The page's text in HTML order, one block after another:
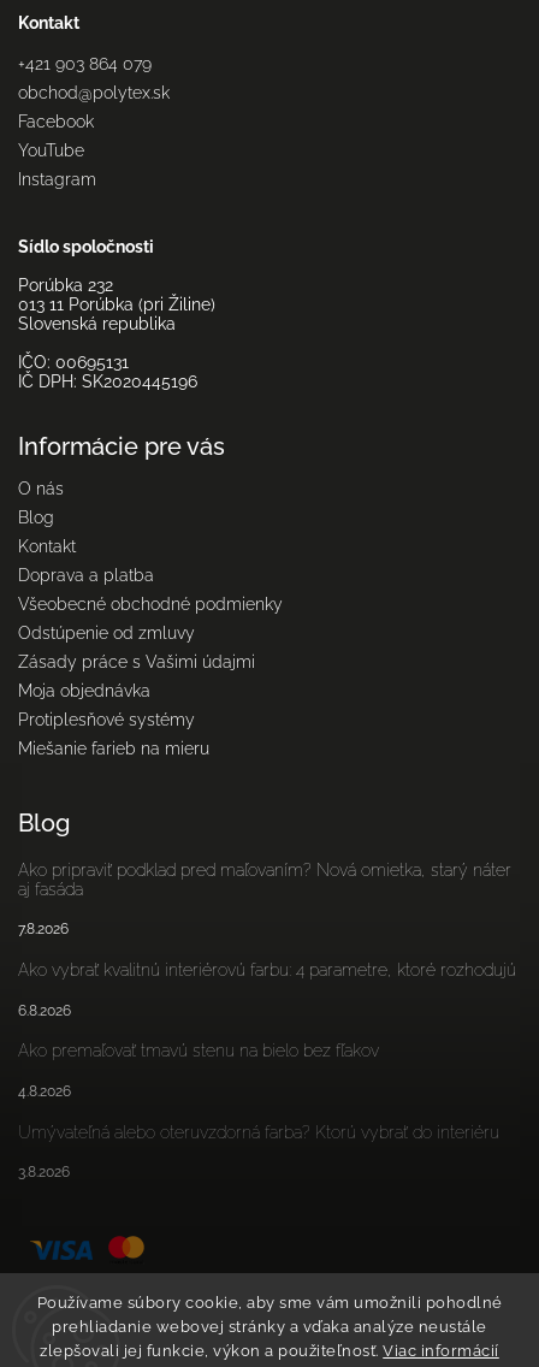
Používame súbory cookie, aby sme vám umožnili pohodlné
prehliadanie webovej stránky a vďaka analýze neustále
zlepšovali jej funkcie, výkon a použiteľnosť.Viac informácií
Kontakt
+421 903 864 079
obchod@polytex.sk
Facebook
YouTube
Instagram
Sídlo spoločnosti
Porúbka 232
013 11 Porúbka (pri Žiline)
Slovenská republika
IČO: 00695131
IČ DPH: SK2020445196
Informácie pre vás
O nás
Blog
Kontakt
Doprava a platba
Všeobecné obchodné podmienky
Odstúpenie od zmluvy
Zásady práce s Vašimi údajmi
Moja objednávka
Protiplesňové systémy
Miešanie farieb na mieru
Blog
Ako pripraviť podklad pred maľovaním? Nová omietka, starý náter
aj fasáda
7.8.2026
Ako vybrať kvalitnú interiérovú farbu: 4 parametre, ktoré rozhodujú
6.8.2026
Ako premaľovať tmavú stenu na bielo bez fľakov
4.8.2026
Umývateľná alebo oteruvzdorná farba? Ktorú vybrať do interiéru
3.8.2026